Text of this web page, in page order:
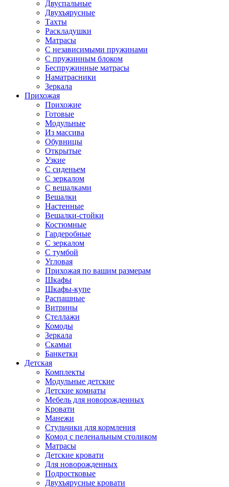
Двуспальные
Двухъярусные
Тахты
Раскладушки
Матрасы
С независимыми пружинами
С пружинным блоком
Беспружинные матрасы
Наматрасники
Зеркала
Прихожая
Прихожие
Готовые
Модульные
Из массива
Обувницы
Открытые
Узкие
С сиденьем
С зеркалом
С вешалками
Вешалки
Настенные
Вешалки-стойки
Костюмные
Гардеробные
С зеркалом
С тумбой
Угловая
Прихожая по вашим размерам
Шкафы
Шкафы-купе
Распашные
Витрины
Стеллажи
Комоды
Зеркала
Скамьи
Банкетки
Детская
Комплекты
Модульные детские
Детские комнаты
Мебель для новорожденных
Кровати
Манежи
Стульчики для кормления
Комод с пеленальным столиком
Матрасы
Детские кровати
Для новорожденных
Подростковые
Двухъярусные кровати